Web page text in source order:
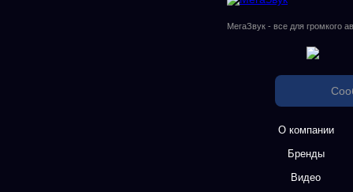
МегаЗвук - все для громкого
О компании
Бренды
Видео